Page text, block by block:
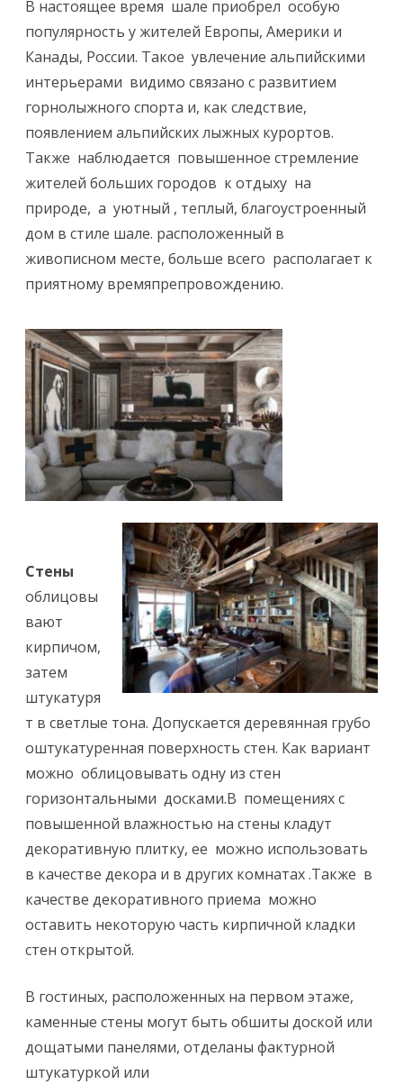
а
я
т
м
о
с
е
д
о
м
и
к
в
В настоящее время шале приобрел особую
популярность у жителей Европы, Америки и
Канады, России. Такое увлечение альпийскими
интерьерами видимо связано с развитием
горнолыжного спорта и, как следствие,
появлением альпийских лыжных курортов.
Также наблюдается повышенное стремление
жителей больших городов к отдыху на
природе, а уютный , теплый, благоустроенный
дом в стиле шале. расположенный в
живописном месте, больше всего располагает к
приятному времяпрепровождению.
Стены
облицовы
вают
кирпичом,
затем
штукатуря
т в светлые тона. Допускается деревянная грубо
оштукатуренная поверхность стен. Как вариант
можно облицовывать одну из стен
горизонтальными досками.В помещениях с
повышенной влажностью на стены кладут
декоративную плитку, ее можно использовать
в качестве декора и в других комнатах .Также в
качестве декоративного приема можно
оставить некоторую часть кирпичной кладки
стен открытой.
В гостиных, расположенных на первом этаже,
каменные стены могут быть обшиты доской или
дощатыми панелями, отделаны фактурной
штукатуркой или